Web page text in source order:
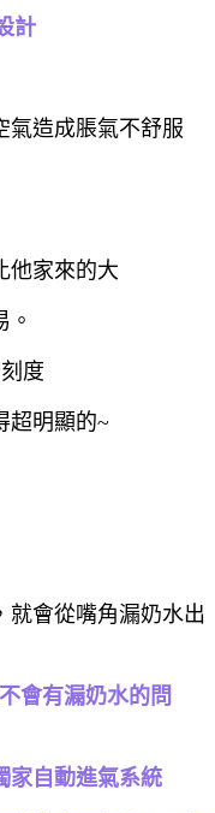
計
氣造成脹氣不舒服
他家來的大
度
超明顯的~
就會從嘴角漏奶水出
會有漏奶水的問
家自動進氣系統